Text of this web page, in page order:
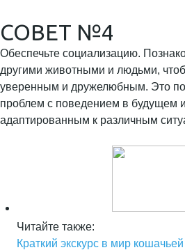
СОВЕТ №4
Обеспечьте социализацию.
другими животными и людьми,
уверенным и дружелюбным. Это
проблем с поведением в будущем
адаптированным к различным
Читайте также:
Краткий экскурс в мир